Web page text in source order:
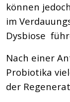
können
im
Dysbiose
Nach einer
Probiotika
der